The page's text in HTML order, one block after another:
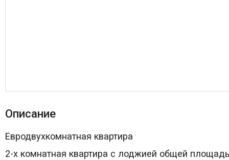
Описание
Евродвухкомнатная квартира
2-х комнатная квартира с лоджией общей